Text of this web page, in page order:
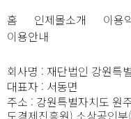
홈 인제몰소개 이용
이용안내
회사명 : 재단법인 강원특
대표자 : 서동면
주소 : 강원특별자치도 원
도경제진흥원) 소상공인